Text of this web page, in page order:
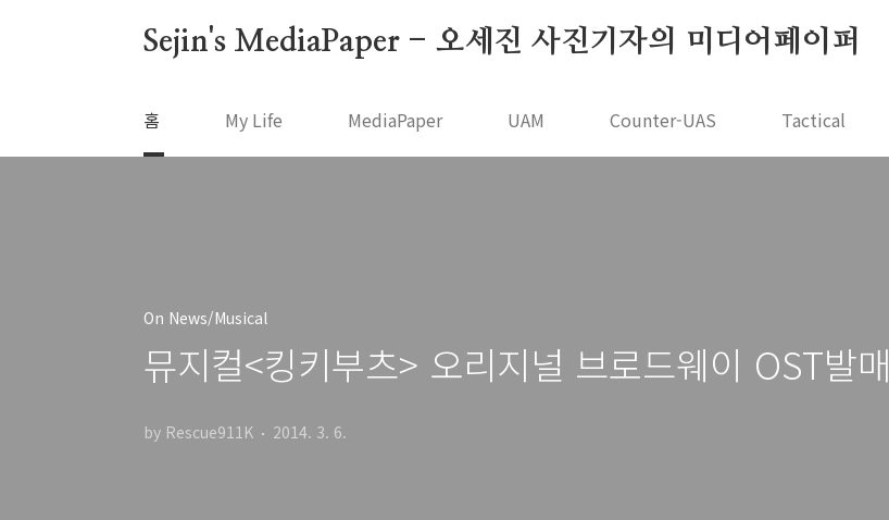
Sejin's MediaPaper - 오세진 사진기자의 미디어페이퍼
홈 My Life MediaPaper UAM Counter-UAS Tactical
On News/Musical
뮤지컬<킹키부츠> 오리지널 브로드웨이 OST발매
by Rescue911K 2014. 3. 6.